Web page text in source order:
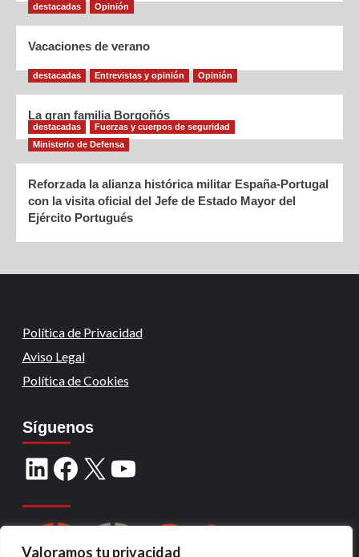
Valoramos tu privacidad
destacadas Opinión
Vacaciones de verano
destacadas Entrevistas y opinión Opinión
La gran familia Borgoñós
destacadas
Fuerzas y cuerpos de seguridad
Ministerio de Defensa
Reforzada la alianza histórica militar España-Portugal
con la visita oficial del Jefe de Estado Mayor del
Ejército Portugués
Política de Privacidad
Aviso Legal
Política de Cookies
Síguenos